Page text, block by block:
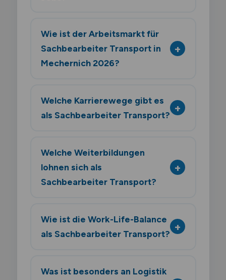
Wie ist der Arbeitsmarkt für
Sachbearbeiter Transport in
Mechernich 2026?
Welche Karrierewege gibt es
als Sachbearbeiter Transport?
Welche Weiterbildungen
lohnen sich als
Sachbearbeiter Transport?
Wie ist die Work-Life-Balance
als Sachbearbeiter Transport?
Was ist besonders an Logistik